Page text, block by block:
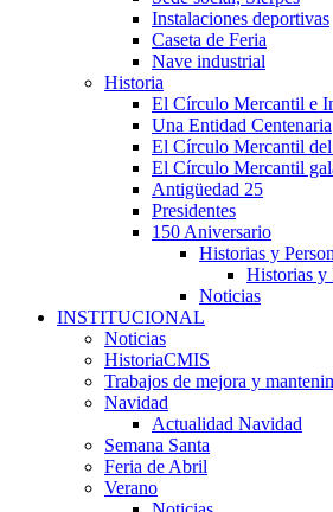
Instalaciones deportivas
Caseta de Feria
Nave industrial
Historia
El Círculo Mercantil e
Una Entidad Centenaria
El Círculo Mercantil
El Círculo Mercantil
Antigüedad 25
Presidentes
150 Aniversario
Historias y
Historias y
Noticias
INSTITUCIONAL
Noticias
HistoriaCMIS
Trabajos de mejora y
Navidad
Actualidad Navidad
Semana Santa
Feria de Abril
Verano